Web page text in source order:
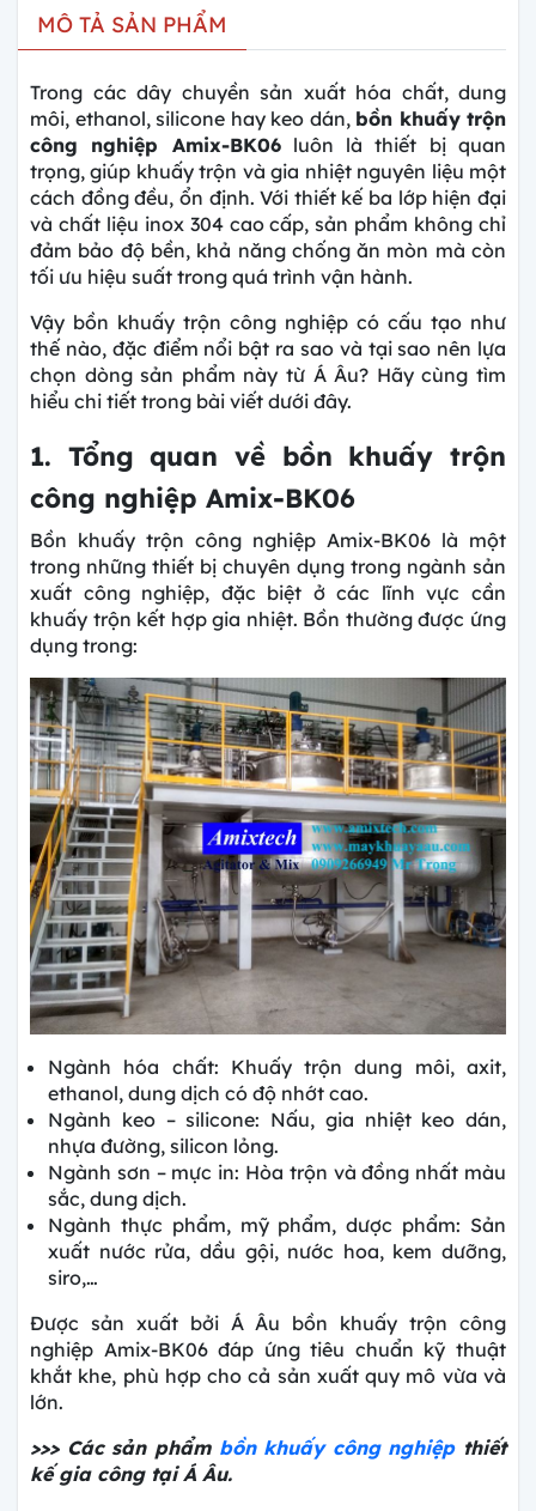
MÔ TẢ SẢN PHẨM
Trong các dây chuyền sản xuất hóa chất, dung
môi, ethanol, silicone hay keo dán, bồn khuấy trộn
công nghiệp Amix-BK06luôn là thiết bị quan
trọng, giúp khuấy trộn và gia nhiệt nguyên liệu một
cách đồng đều, ổn định. Với thiết kế ba lớp hiện đại
và chất liệu inox 304 cao cấp, sản phẩm không chỉ
đảm bảo độ bền, khả năng chống ăn mòn mà còn
tối ưu hiệu suất trong quá trình vận hành.
Vậy bồn khuấy trộn công nghiệp có cấu tạo như
thế nào, đặc điểm nổi bật ra sao và tại sao nên lựa
chọn dòng sản phẩm này từ Á Âu? Hãy cùng tìm
hiểu chi tiết trong bài viết dưới đây.
1. Tổng quan về bồn khuấy trộn
công nghiệp Amix-BK06
Bồn khuấy trộn công nghiệp Amix-BK06 là một
trong những thiết bị chuyên dụng trong ngành sản
xuất công nghiệp, đặc biệt ở các lĩnh vực cần
khuấy trộn kết hợp gia nhiệt. Bồn thường được ứng
dụng trong:
Ngành hóa chất: Khuấy trộn dung môi, axit,
ethanol, dung dịch có độ nhớt cao.
Ngành keo – silicone: Nấu, gia nhiệt keo dán,
nhựa đường, silicon lỏng.
Ngành sơn – mực in: Hòa trộn và đồng nhất màu
sắc, dung dịch.
Ngành thực phẩm, mỹ phẩm, dược phẩm: Sản
xuất nước rửa, dầu gội, nước hoa, kem dưỡng,
siro,…
Được sản xuất bởi Á Âu bồn khuấy trộn công
nghiệp Amix-BK06 đáp ứng tiêu chuẩn kỹ thuật
khắt khe, phù hợp cho cả sản xuất quy mô vừa và
lớn.
>>> Các sản phẩm bồn khuấy công nghiệpthiết
kế gia công tại Á Âu.